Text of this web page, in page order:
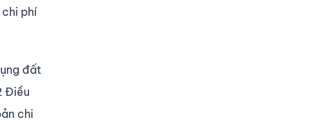
phí
đất
Điều
chi